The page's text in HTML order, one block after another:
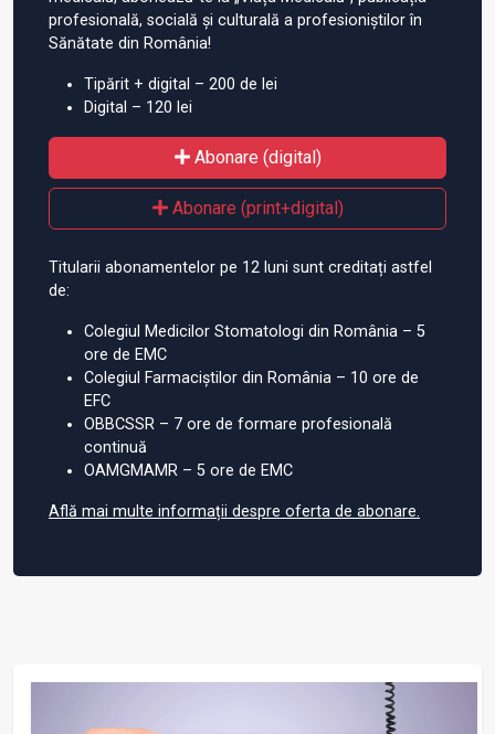
profesională, socială și culturală a profesioniștilor în
Sănătate din România!
Tipărit + digital – 200 de lei
Digital – 120 lei
Abonare (digital)
Abonare (print+digital)
Titularii abonamentelor pe 12 luni sunt creditați astfel
de:
Colegiul Medicilor Stomatologi din România – 5
ore de EMC
Colegiul Farmaciștilor din România – 10 ore de
EFC
OBBCSSR – 7 ore de formare profesională
continuă
OAMGMAMR – 5 ore de EMC
Află mai multe informații despre oferta de abonare.